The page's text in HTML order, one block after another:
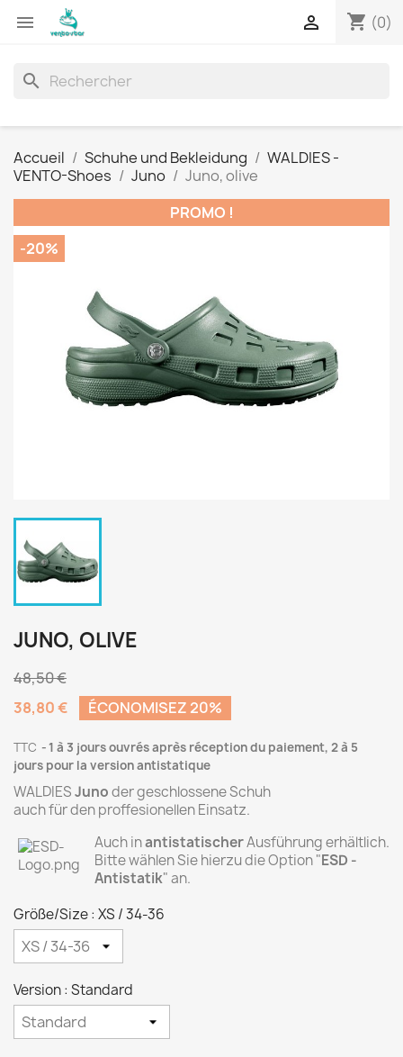
 shopping_cart (0)

search
Accueil Schuhe und Bekleidung
WALDIES -
VENTO-Shoes
Juno
Juno, olive
PROMO !
-20%
JUNO, OLIVE
48,50 €
38,80 €
ÉCONOMISEZ 20%
TTC
1 à 3 jours ouvrés après réception du paiement, 2 à 5
jours pour la version antistatique
WALDIESJunoder geschlossene Schuh
auch für den proffesionellen Einsatz.
Auch inantistatischerAusführung erhältlich.
Bitte wählen Sie hierzu die Option "ESD -
Antistatik" an.
Größe/Size : XS / 34-36
Version : Standard